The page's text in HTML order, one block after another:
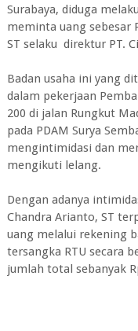
Surabaya, diduga
meminta uang sebesar
ST selaku direktur PT.
Badan usaha ini yang
dalam pekerjaan
200 di jalan Rungkut
pada PDAM Surya
mengintimidasi dan
mengikuti lelang.
Dengan adanya
Chandra Arianto, ST
uang melalui rekening
tersangka RTU secara
jumlah total sebanyak